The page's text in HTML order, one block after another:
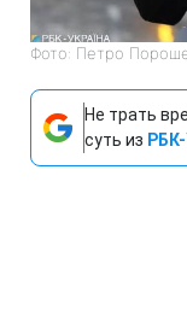
Фото: Петро
Не трать
суть из